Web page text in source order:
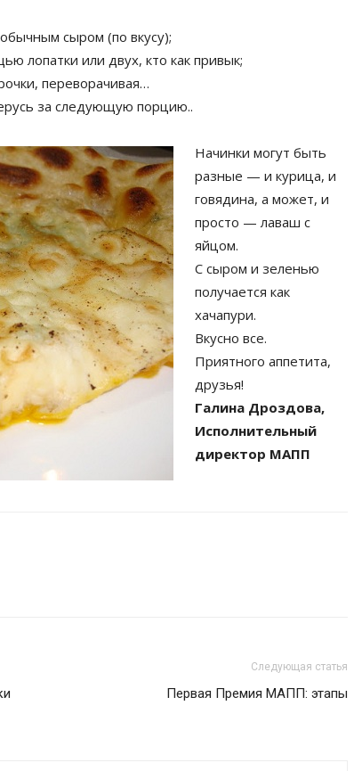
сыром (по вкусу);
лопатки или двух, кто как привык;
переворачивая…
за следующую порцию..
Начинки могут быть
разные — и курица, и
говядина, а может, и
просто — лаваш с
яйцом.
С сыром и зеленью
получается как
хачапури.
Вкусно все.
Приятного аппетита,
друзья!
Галина Дроздова,
Исполнительный
директор МАПП
Следующая статья
Первая Премия МАПП: этапы